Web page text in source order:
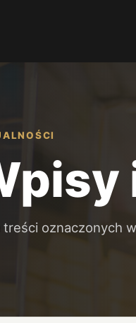
treści oznaczonych